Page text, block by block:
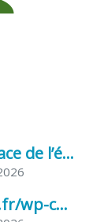
Arrêté de voirie 8 place de l’église 17170 Benon
https://www.benon.fr/wp-content/uploads/2026/06/AR-Voirie-Chemin-de-Lafond-du-26-05-2026.pdf